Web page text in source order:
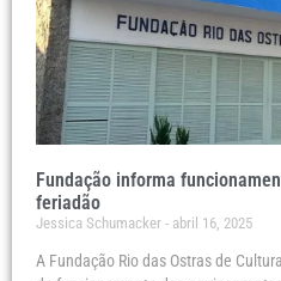
Fundação informa
feriadão
Jessica Schumacker abril 16, 2025
A Fundação Rio das Ostras de